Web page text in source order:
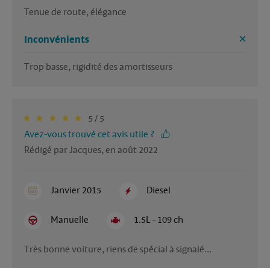
Tenue de route, élégance
Inconvénients
Trop basse, rigidité des amortisseurs
5 / 5
Avez-vous trouvé cet avis utile ?
Rédigé par Jacques, en août 2022
Janvier 2015 Diesel
Manuelle 1.5L - 109 ch
Très bonne voiture, riens de spécial à signalé...